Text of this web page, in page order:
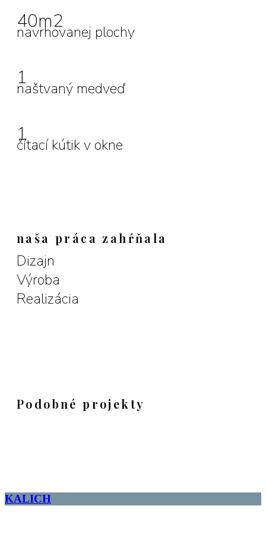
40m2
navrhovanej plochy
1
naštvaný medveď
1
čítací kútik v okne
naša práca zahŕňala
Dizajn
Výroba
Realizácia
Podobné projekty
KALICH